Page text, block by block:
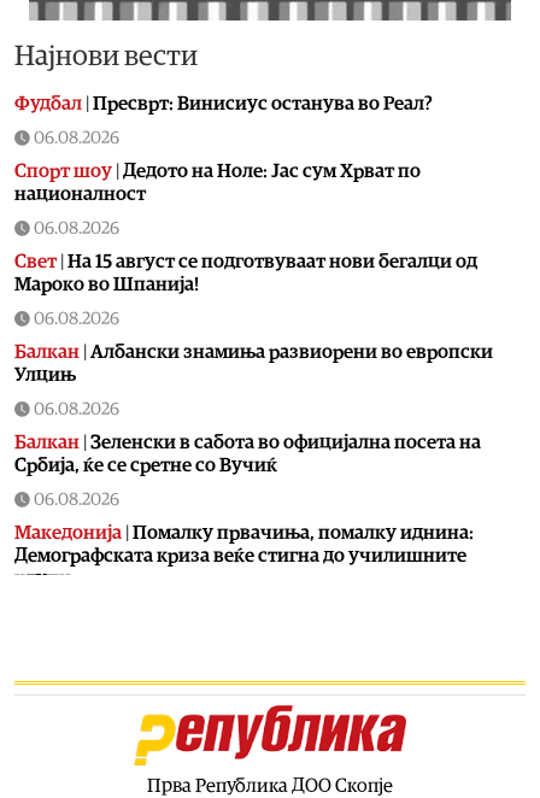
Најнови вести
Фудбал Пресврт: Винисиус останува во Реал?
06.08.2026
Спорт шоу Дедото на Ноле: Јас сум Хрват по
националност
06.08.2026
Свет| На 15 август се подготвуваат нови бегалци од
Мароко во Шпанија!
06.08.2026
Балкан Албански знамиња развиорени во европски
Улцињ
06.08.2026
Балкан Зеленски в сабота во официјална посета на
Србија, ќе се сретне со Вучиќ
06.08.2026
Македонија Помалку првачиња, помалку иднина:
Демографската криза веќе стигна до училишните
клупи
со невроинвазивна форма
Вкупно 18 пожари на отворено денеска до 18
часот, два се активниПрва Република ДОО Скопје